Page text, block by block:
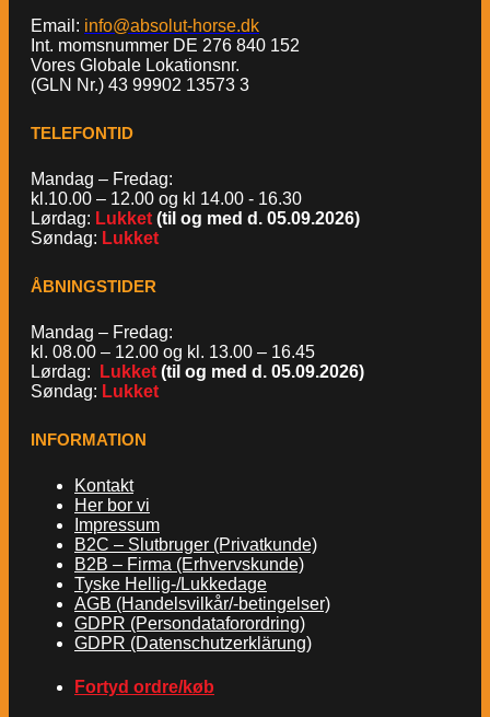
Email: info@absolut-horse.dk
Int. momsnummer DE 276 840 152
Vores Globale Lokationsnr.
(GLN Nr.) 43 99902 13573 3
TELEFONTID
Mandag – Fredag:
kl.10.00 – 12.00 og kl 14.00 - 16.30
Lørdag: Lukket (til og med d. 05.09.2026)
Søndag: Lukket
ÅBNINGSTIDER
Mandag – Fredag:
kl. 08.00 – 12.00 og kl. 13.00 – 16.45
Lørdag:
Lukket (til og med d. 05.09.2026)
Søndag: Lukket
INFORMATION
Kontakt
Her bor vi
Impressum
B2C – Slutbruger (Privatkunde)
B2B – Firma (Erhvervskunde)
Tyske Hellig-/Lukkedage
AGB (Handelsvilkår/-betingelser)
GDPR (Persondataforordring)
GDPR (Datenschutzerklärung)
Fortyd ordre/køb